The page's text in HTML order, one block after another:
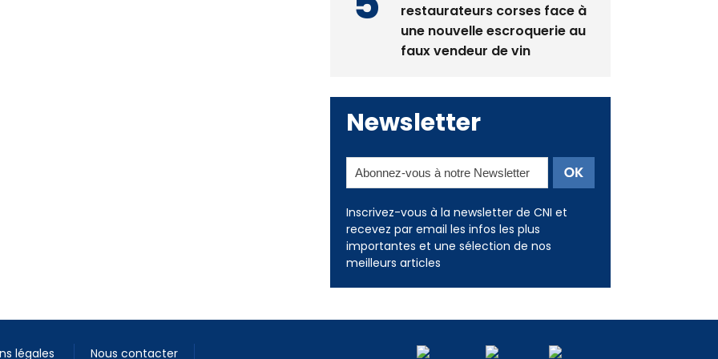
restaurateurs corses face à
une nouvelle escroquerie au
faux vendeur de vin
Newsletter
Inscrivez-vous à la newsletter de CNI et
recevez par email les infos les plus
importantes et une sélection de nos
meilleurs articles
légales Nous contacter